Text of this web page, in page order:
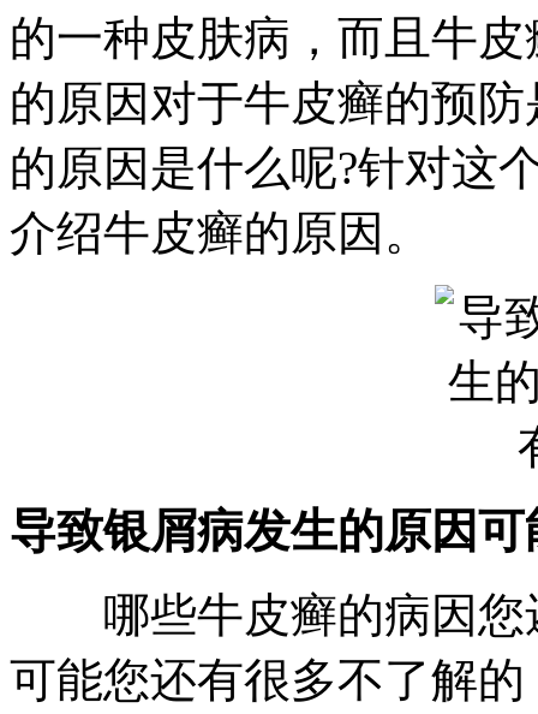
的一种皮肤病，而且牛
的原因对于牛皮癣的预
的原因是什么呢?针对这
介绍牛皮癣的原因。
导致银屑病发生的原因
哪些牛皮癣的病因您
可能您还有很多不了解